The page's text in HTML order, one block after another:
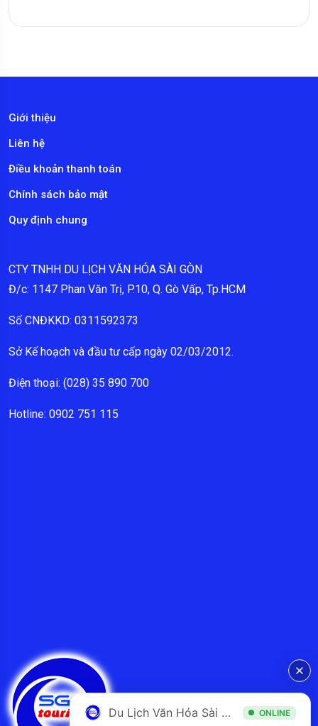
Giới thiệu
Liên hệ
Điều khoản thanh toán
Chính sách bảo mật
Quy định chung
CTY TNHH DU LỊCH VĂN HÓA SÀI GÒN
Đ/c: 1147 Phan Văn Trị, P.10, Q. Gò Vấp, Tp.HCM
Số CNĐKKD: 0311592373
Sở Kế hoạch và đầu tư cấp ngày 02/03/2012.
Điện thoại: (028) 35 890 700
Hotline: 0902 751 115
Du Lịch Văn Hóa Sài Gòn ONLINE